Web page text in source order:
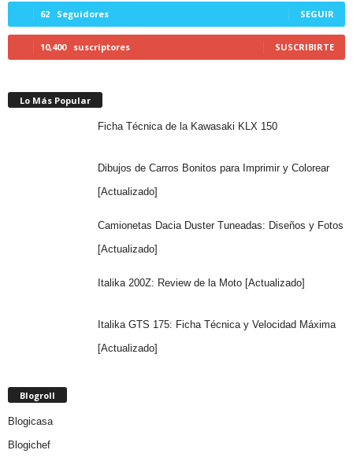
62 Seguidores SEGUIR
10,400 suscriptores SUSCRIBIRTE
Lo Más Popular
Ficha Técnica de la Kawasaki KLX 150
Dibujos de Carros Bonitos para Imprimir y Colorear
[Actualizado]
Camionetas Dacia Duster Tuneadas: Diseños y Fotos
[Actualizado]
Italika 200Z: Review de la Moto [Actualizado]
Italika GTS 175: Ficha Técnica y Velocidad Máxima
[Actualizado]
Blogroll
Blogicasa
Blogichef